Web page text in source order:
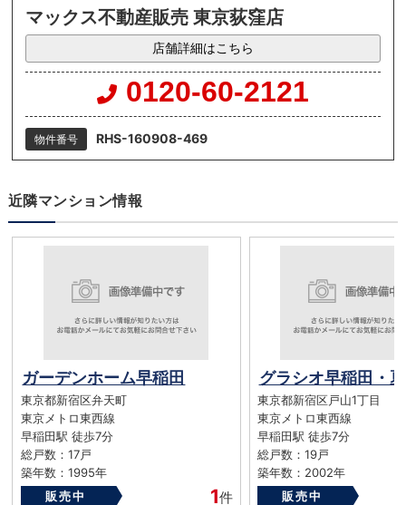
マックス不動産販売 東京荻窪店
店舗詳細はこちら
0120-60-2121
物件番号 RHS-160908-469
近隣マンション情報
ガーデンホーム早稲田
東京都新宿区弁天町
東京メトロ東西線
早稲田駅 徒歩7分
総戸数：17戸
築年数：1995年
販売中
1件
グラシオ早稲田・
東京都新宿区戸山1丁目
東京メトロ東西線
早稲田駅 徒歩7分
総戸数：19戸
築年数：2002年
販売中